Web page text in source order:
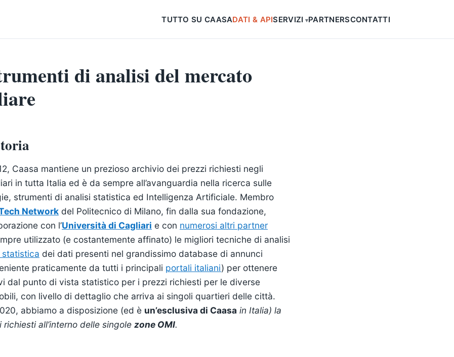
TUTTO SU CAASADATI & APISERVIZI PARTNERSCONTATTI
di analisi del mercato
Caasa mantiene un prezioso archivio dei prezzi richiesti negli
in tutta Italia ed è da sempre all’avanguardia nella ricerca sulle
strumenti di analisi statistica ed Intelligenza Artificiale. Membro
Network del Politecnico di Milano, fin dalla sua fondazione,
con l’Università di Cagliari e con numerosi altri partner
utilizzato (e costantemente affinato) le migliori tecniche di analisi
statistica dei dati presenti nel grandissimo database di annunci
praticamente da tutti i principali portali italiani) per ottenere
dal punto di vista statistico per i prezzi richiesti per le diverse
con livello di dettaglio che arriva ai singoli quartieri delle città.
abbiamo a disposizione (ed è un’esclusiva di Caasa in Italia) la
all’interno delle singole zone OMI.